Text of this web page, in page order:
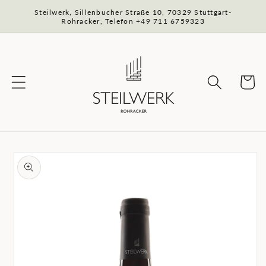
zum
Steilwerk, Sillenbucher Straße 10, 70329 Stuttgart-
Rohracker, Telefon +49 711 6759323